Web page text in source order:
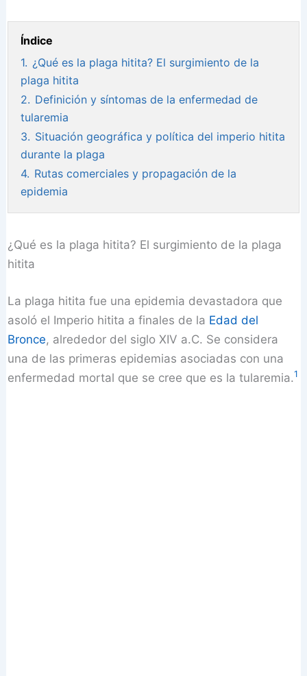
Índice
1. ¿Qué es la plaga hitita? El surgimiento de la
plaga hitita
2. Definición y síntomas de la enfermedad de
tularemia
3. Situación geográfica y política del imperio hitita
durante la plaga
4. Rutas comerciales y propagación de la
epidemia
¿Qué es la plaga hitita? El surgimiento de la plaga
hitita
La plaga hitita fue una epidemia devastadora que
asoló el Imperio hitita a finales de la Edad del
Bronce, alrededor del siglo XIV a.C. Se considera
una de las primeras epidemias asociadas con una
enfermedad mortal que se cree que es la tularemia.1